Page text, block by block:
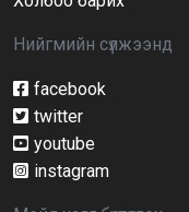
Нийгмийн сүлжээнд
facebook
twitter
youtube
instagram